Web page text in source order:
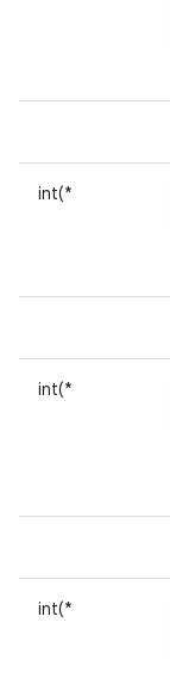
int(*
int(*
int(*